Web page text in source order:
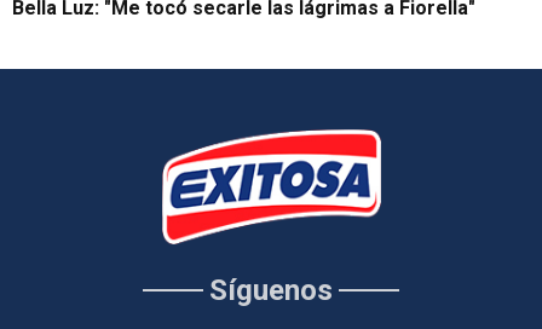
Bella Luz: "Me tocó secarle las lágrimas a Fiorella"
Síguenos